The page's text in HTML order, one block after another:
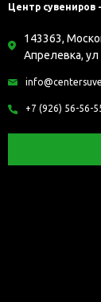
Центр сувениров -
143363,
Апрелевка, ул
+7 (926) 56-56-